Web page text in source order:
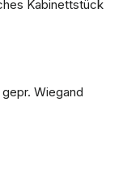
Kabinettstück
Wiegand